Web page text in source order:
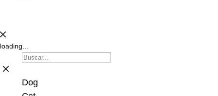
loading...
Dog